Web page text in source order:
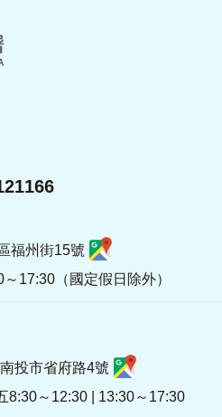
福州街15號
17:30（國定假日除外）
投市省府路4號
8:30～12:30 | 13:30～17:30